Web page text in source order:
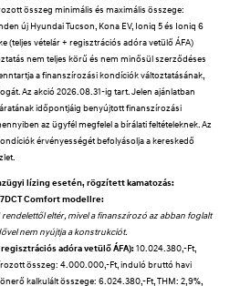
összeg minimális és maximális összege:
új Hyundai Tucson, Kona EV, Ioniq 5 és Ioniq 6
(teljes vételár + regisztrációs adóra vetülő ÁFA)
nem teljes körű és nem minősül szerződéses
a finanszírozási kondíciók változtatásának,
Az akció 2026.08.31-ig tart. Jelen ajánlatban
időpontjáig benyújtott finanszírozási
az ügyfél megfelel a bírálati feltételeknek. Az
érvényességét befolyásolja a kereskedő
lízing esetén, rögzített kamatozás:
7DCT Comfort modellre:
eltér, mivel a finanszírozó az abban foglalt
nem nyújtja a konstrukciót.
adóra vetülő ÁFA):10.024.380,-Ft,
összeg: 4.000.000,-Ft, induló bruttó havi
kalkulált összege: 6.024.380,-Ft, THM: 2,9%,